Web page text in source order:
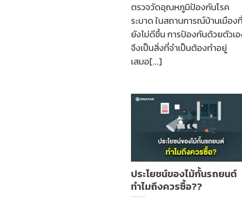
ตรวจวัดอุณหภูมิป้องกันโรค
ระบาด ในสถานการณ์บ้านเมืองที่
ยังไม่ดีขึ้น การป้องกันด้วยตัวเ
จึงเป็นสิ่งที่จำเป็นต้องทำอยู่
เสมอ[...]
ประโยชน์ของไม้กั้นรถยนต์
ทำไมถึงควรซื้อ??